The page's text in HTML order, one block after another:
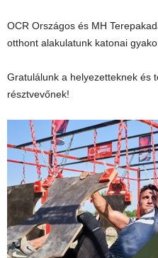
OCR Országos és MH
otthont alakulatunk katonai
Gratulálunk a helyezetteknek és
résztvevőnek!